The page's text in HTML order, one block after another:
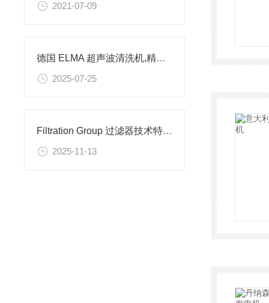
2021-07-09
德国 ELMA 超声波清洗机,精密清洗技术
2025-07-25
Filtration Group 过滤器技术特点与典型应用场景解析
2025-11-13